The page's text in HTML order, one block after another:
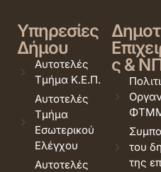
Υπηρεσίες
Δήμου
Αυτοτελές
Τμήμα Κ.Ε.Π.
Αυτοτελές
Τμήμα
Εσωτερικού
Ελέγχου
Αυτοτελές
ς &
του
της